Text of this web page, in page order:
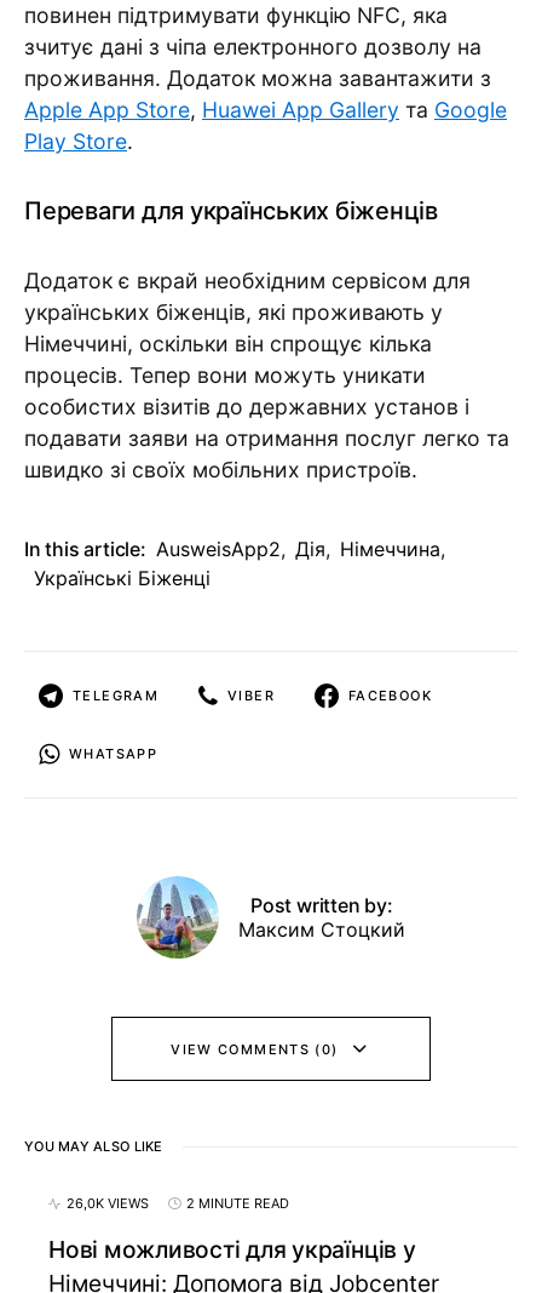
повинен підтримувати функцію NFC, яка
зчитує дані з чіпа електронного дозволу на
проживання. Додаток можна завантажити з
Apple App Store, Huawei App Gallery та Google
Play Store.
Переваги для українських біженців
Додаток є вкрай необхідним сервісом для
українських біженців, які проживають у
Німеччині, оскільки він спрощує кілька
процесів. Тепер вони можуть уникати
особистих візитів до державних установ і
подавати заяви на отримання послуг легко та
швидко зі своїх мобільних пристроїв.
In this article: AusweisApp2, Дія, Німеччина,
Українські Біженці
TELEGRAM VIBER FACEBOOK
WHATSAPP
Post written by:
Максим Стоцкий
VIEW COMMENTS (0)
YOU MAY ALSO LIKE
26,0K VIEWS 2 MINUTE READ
Нові можливості для українців у
Німеччині: Допомога від Jobcenter